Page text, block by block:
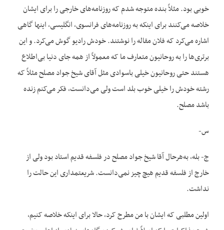
خوبی بود. مثلاً بنده متوجه شدم که روزنامه‌های خارجی را برای ایشان
خلاصه می‌کنند برای اینکه به روزنامه‌های فرانسوی، انگلیسی، اینها گاهی
اشاره می‌کرد که فلان مقاله را نوشتند. خودش رادیو گوش می‌کرد. و این
برتری‌ها را به روحانیون متعارف ما که معمولاً از همه جای دنیا بی‌اطلاع
هستند حتی روحانیون خیلی باسوادی مثل آقای شیخ جواد مصلح مثلاً که
رشته خودش را خیلی خوب بلد است ولی می‌دانست، فکر می‌کنم زنده
باشد مصلح.
س-
ج- بله، به‌هرحال آقا شیخ جواد مصلح در فلسفه قدیم استاد بود ولی از
خارج از فلسفه قدیم هیچ چیز نمی‌دانست. شریعتمداری این حالت را
نداشت.
اولین مطلبی که ایشان با من مطرح کرد، حالا برای اینکه خلاصه کنیم،